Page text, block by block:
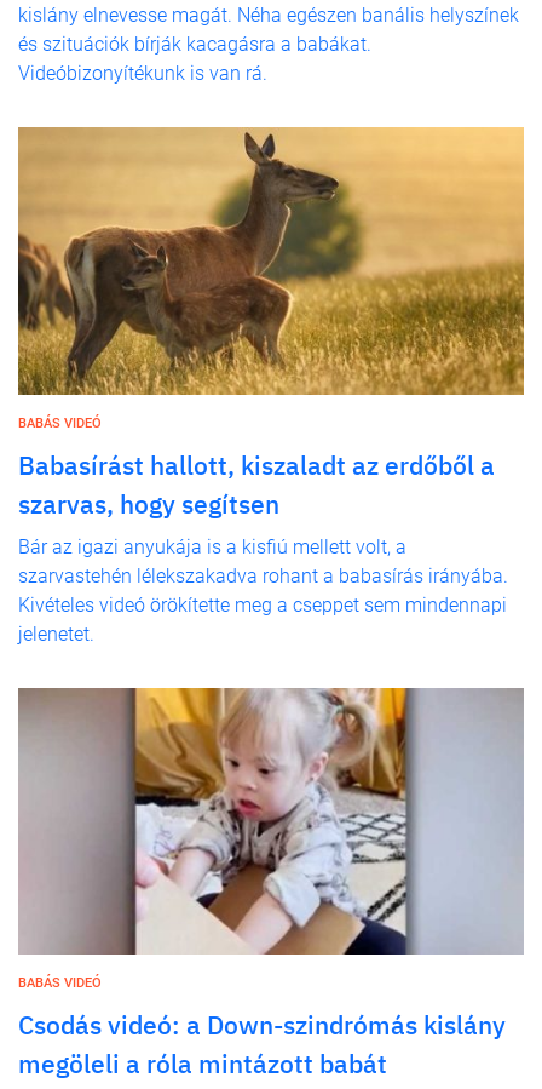
kislány elnevesse magát. Néha egészen banális helyszínek
és szituációk bírják kacagásra a babákat.
Videóbizonyítékunk is van rá.
BABÁS VIDEÓ
Babasírást hallott, kiszaladt az erdőből a
szarvas, hogy segítsen
Bár az igazi anyukája is a kisfiú mellett volt, a
szarvastehén lélekszakadva rohant a babasírás irányába.
Kivételes videó örökítette meg a cseppet sem mindennapi
jelenetet.
BABÁS VIDEÓ
Csodás videó: a Down-szindrómás kislány
megöleli a róla mintázott babát